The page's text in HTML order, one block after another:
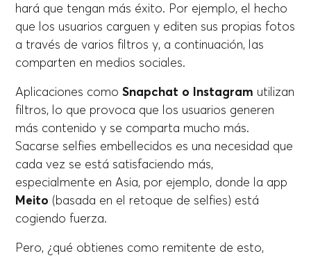
hará que tengan más éxito. Por ejemplo, el hecho
que los usuarios carguen y editen sus propias fotos
a través de varios filtros y, a continuación, las
comparten en medios sociales.
Aplicaciones comoSnapchat o Instagram utilizan
filtros, lo que provoca que los usuarios generen
más contenido y se comparta mucho más.
Sacarse selfies embellecidos es una necesidad que
cada vez se está satisfaciendo más,
especialmente en Asia, por ejemplo, donde la app
Meito (basada en el retoque de selfies) está
cogiendo fuerza.
Pero, ¿qué obtienes como remitente de esto,